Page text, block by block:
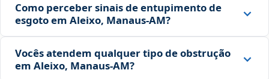
Como perceber sinais de entupimento de
esgoto em Aleixo, Manaus‑AM?
Vocês atendem qualquer tipo de obstrução
em Aleixo, Manaus‑AM?